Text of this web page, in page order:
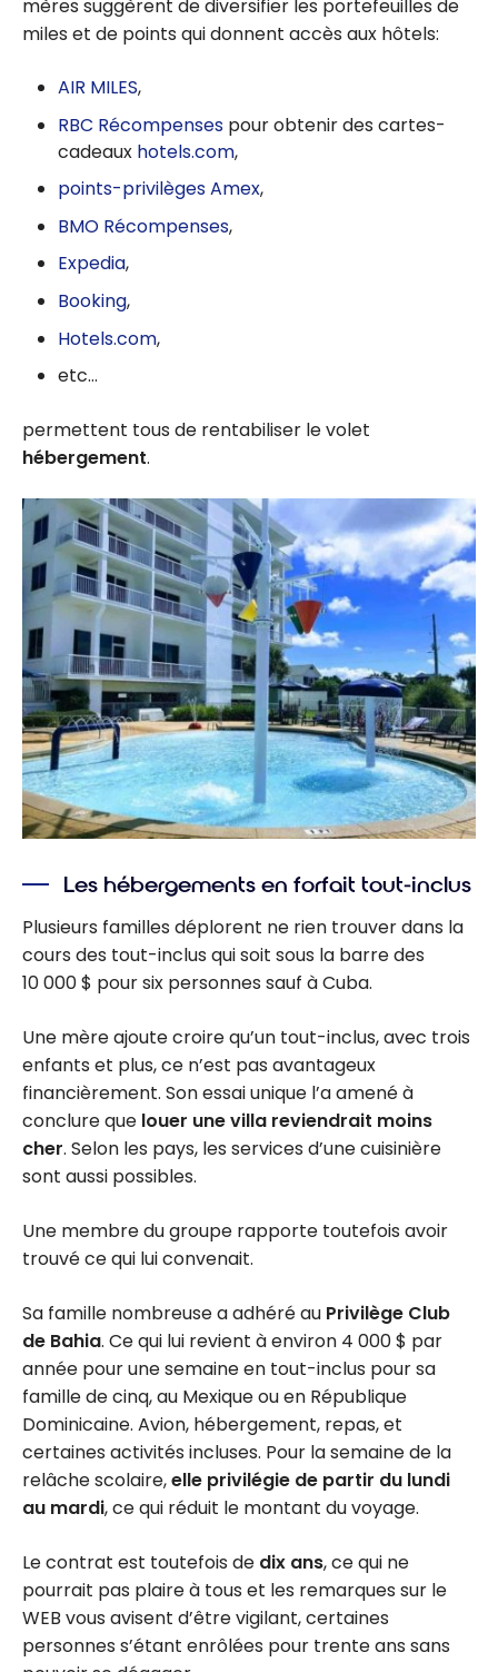
mères suggèrent de diversifier les portefeuilles de
miles et de points qui donnent accès aux hôtels:
AIR MILES,
RBC Récompenses pour obtenir des cartes-
cadeaux hotels.com,
points-privilèges Amex,
BMO Récompenses,
Expedia,
Booking,
Hotels.com,
etc…
permettent tous de rentabiliser le volet
hébergement.
Les hébergements en forfait tout-inclus
Plusieurs familles déplorent ne rien trouver dans la
cours des tout-inclus qui soit sous la barre des
10 000 $ pour six personnes sauf à Cuba.
Une mère ajoute croire qu’un tout-inclus, avec trois
enfants et plus, ce n’est pas avantageux
financièrement. Son essai unique l’a amené à
conclure que louer une villa reviendrait moins
cher. Selon les pays, les services d’une cuisinière
sont aussi possibles.
Une membre du groupe rapporte toutefois avoir
trouvé ce qui lui convenait.
Sa famille nombreuse a adhéré au Privilège Club
de Bahia. Ce qui lui revient à environ 4 000 $ par
année pour une semaine en tout-inclus pour sa
famille de cinq, au Mexique ou en République
Dominicaine. Avion, hébergement, repas, et
certaines activités incluses. Pour la semaine de la
relâche scolaire,elle privilégie de partir du lundi
au mardi, ce qui réduit le montant du voyage.
Le contrat est toutefois de dix ans, ce qui ne
pourrait pas plaire à tous et les remarques sur le
WEB vous avisent d’être vigilant, certaines
personnes s’étant enrôlées pour trente ans sans